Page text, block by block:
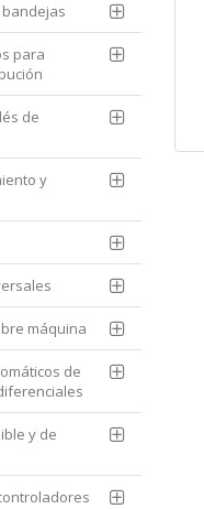
para
de
y
máquina
de
y de